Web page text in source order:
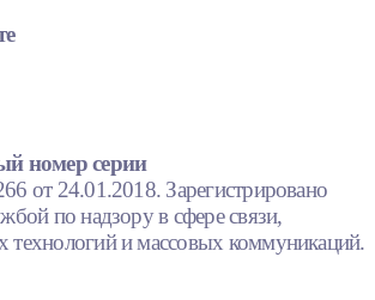
номер серии
от 24.01.2018. Зарегистрировано
по надзору в сфере связи,
и массовых коммуникаций.